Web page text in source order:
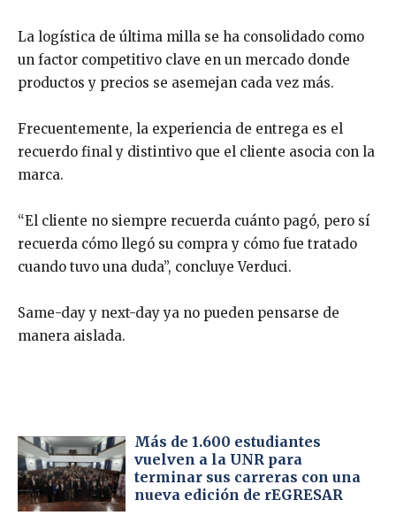
La logística de última milla se ha consolidado como
un factor competitivo clave en un mercado donde
productos y precios se asemejan cada vez más.
Frecuentemente, la experiencia de entrega es el
recuerdo final y distintivo que el cliente asocia con la
marca.
“El cliente no siempre recuerda cuánto pagó, pero sí
recuerda cómo llegó su compra y cómo fue tratado
cuando tuvo una duda”, concluye Verduci.
Same-day y next-day ya no pueden pensarse de
manera aislada.
Más de 1.600 estudiantes
vuelven a la UNR para
terminar sus carreras con una
nueva edición de rEGRESAR